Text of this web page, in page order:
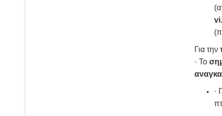
vi.
Για την
· Το
·